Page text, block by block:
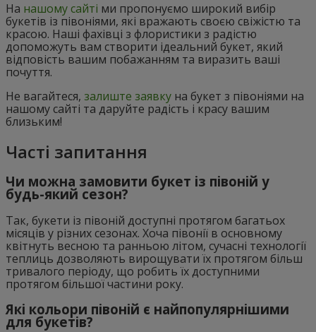
На нашому сайті ми пропонуємо широкий вибір
букетів із півоніями, які вражають своєю свіжістю та
красою. Наші фахівці з флористики з радістю
допоможуть вам створити ідеальний букет, який
відповість вашим побажанням та виразить ваші
почуття.
Не вагайтеся, залиште заявку на букет з півоніями на
нашому сайті та даруйте радість і красу вашим
близьким!
Часті запитання
Чи можна замовити букет із півоній у
будь-який сезон?
Так, букети із півоній доступні протягом багатьох
місяців у різних сезонах. Хоча півонії в основному
квітнуть весною та ранньою літом, сучасні технології
теплиць дозволяють вирощувати їх протягом більш
тривалого періоду, що робить їх доступними
протягом більшої частини року.
Які кольори півоній є найпопулярнішими
для букетів?